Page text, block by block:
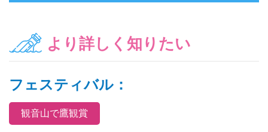
より詳しく知りたい
フェスティバル：
観音山で鷹観賞